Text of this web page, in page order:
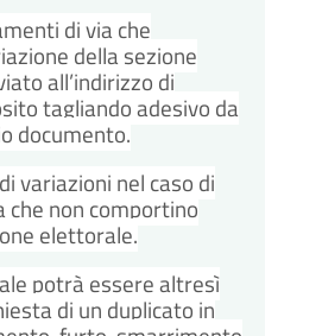
di via che
della sezione
all’indirizzo di
tagliando adesivo da
documento.
variazioni nel caso di
che non comportino
elettorale.
potrà essere altresì
di un duplicato in